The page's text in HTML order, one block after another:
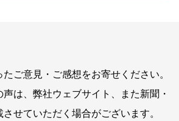
ご意見・ご感想をお寄せください。
は、弊社ウェブサイト、また新聞・
せていただく場合がございます。